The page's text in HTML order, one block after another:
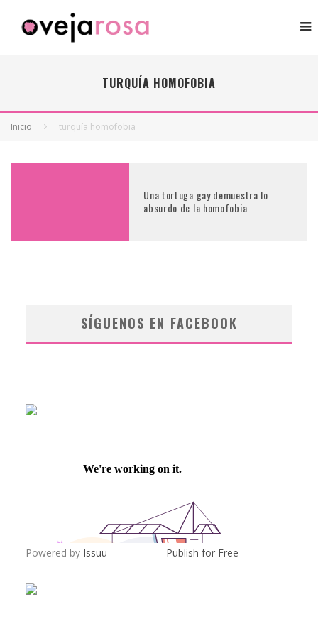
TURQUÍA HOMOFOBIA
Inicio turquía homofobia
Una tortuga gay demuestra lo
absurdo de la homofobia
SÍGUENOS EN FACEBOOK
Powered by Issuu Publish for Free